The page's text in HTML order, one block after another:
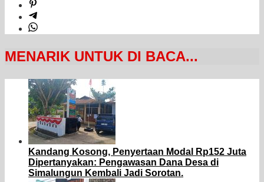
MENARIK UNTUK DI BACA...
Kandang Kosong, Penyertaan Modal Rp152 Juta
Dipertanyakan: Pengawasan Dana Desa di
Simalungun Kembali Jadi Sorotan.